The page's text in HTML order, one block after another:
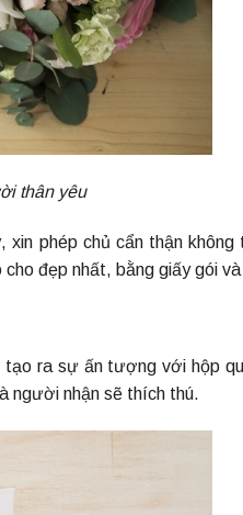
thân yêu
phép chủ cẩn thận không
đẹp nhất, bằng giấy gói
tạo ra sự ấn tượng với hộp
người nhận sẽ thích thú.